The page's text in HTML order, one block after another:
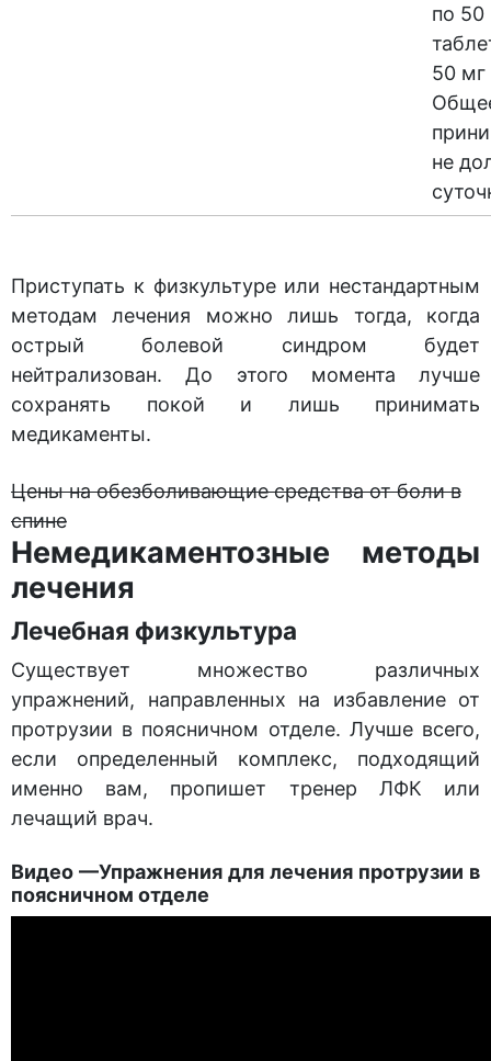
по 50
50 мг
не
Приступать к физкультуре или нестандартным
методам лечения можно лишь тогда, когда
острый болевой синдром будет
нейтрализован. До этого момента лучше
сохранять покой и лишь принимать
медикаменты.
Цены на обезболивающие средства от боли в
спине
Немедикаментозные методы
лечения
Лечебная физкультура
Существует множество различных
упражнений, направленных на избавление от
протрузии в поясничном отделе. Лучше всего,
если определенный комплекс, подходящий
именно вам, пропишет тренер ЛФК или
лечащий врач.
Видео —Упражнения для лечения протрузии в
поясничном отделе